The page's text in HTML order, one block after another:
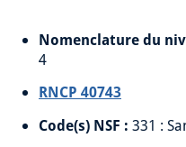
Nomenclature du
4
RNCP 40743
Code(s) NSF : 331 :